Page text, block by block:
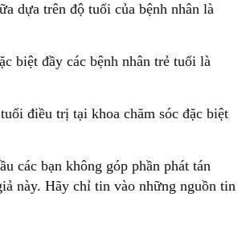
dựa trên độ tuổi của bệnh nhân là
biệt đầy các bệnh nhân trẻ tuổi là
điều trị tại khoa chăm sóc đặc biệt
các bạn không góp phần phát tán
này. Hãy chỉ tin vào những nguồn tin